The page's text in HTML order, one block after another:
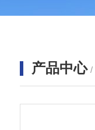
产品中心 /